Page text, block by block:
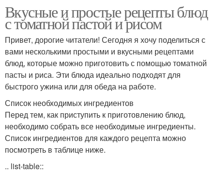
Вкусные и простые рецепты блюд
с томатной пастой и рисом
Привет, дорогие читатели! Сегодня я хочу поделиться с
вами несколькими простыми и вкусными рецептами
блюд, которые можно приготовить с помощью томатной
пасты и риса. Эти блюда идеально подходят для
быстрого ужина или для обеда на работе.
Список необходимых ингредиентов
Перед тем, как приступить к приготовлению блюд,
необходимо собрать все необходимые ингредиенты.
Список ингредиентов для каждого рецепта можно
посмотреть в таблице ниже.
.. list-table::